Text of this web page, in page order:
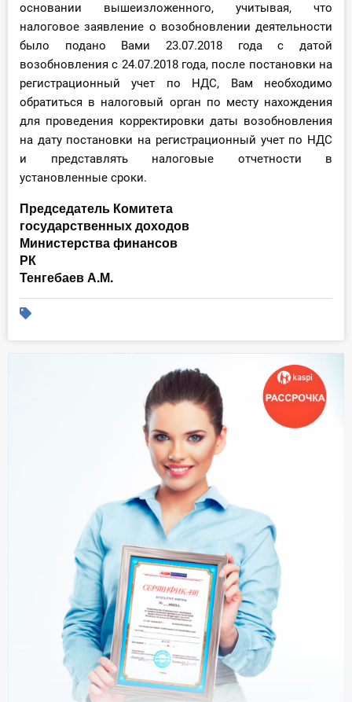
основании вышеизложенного, учитывая, что
налоговое заявление о возобновлении деятельности
было подано Вами 23.07.2018 года с датой
возобновления с 24.07.2018 года, после постановки на
регистрационный учет по НДС, Вам необходимо
обратиться в налоговый орган по месту нахождения
для проведения корректировки даты возобновления
на дату постановки на регистрационный учет по НДС
и представлять налоговые отчетности в
установленные сроки.
Председатель Комитета
государственных доходов
Министерства финансов
РК
Тенгебаев А.М.